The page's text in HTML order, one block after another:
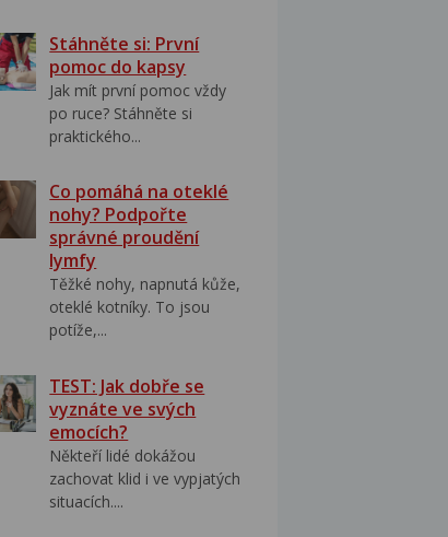
Stáhněte si: První
pomoc do kapsy
Jak mít první pomoc vždy
po ruce? Stáhněte si
praktického...
Co pomáhá na oteklé
nohy? Podpořte
správné proudění
lymfy
Těžké nohy, napnutá kůže,
oteklé kotníky. To jsou
potíže,...
TEST: Jak dobře se
vyznáte ve svých
emocích?
Někteří lidé dokážou
zachovat klid i ve vypjatých
situacích....